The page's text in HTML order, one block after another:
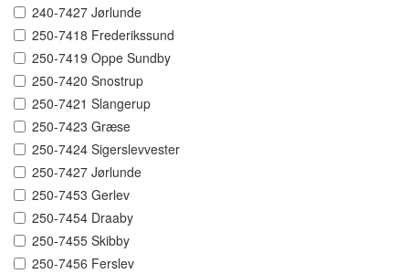
240-7427 Jørlunde
250-7418 Frederikssund
250-7419 Oppe Sundby
250-7420 Snostrup
250-7421 Slangerup
250-7423 Græse
250-7424 Sigerslevvester
250-7427 Jørlunde
250-7453 Gerlev
250-7454 Draaby
250-7455 Skibby
250-7456 Ferslev